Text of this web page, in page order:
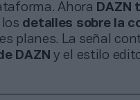
Ahora DAZN
detalles sobre la
planes. La señal
DAZN y el estilo